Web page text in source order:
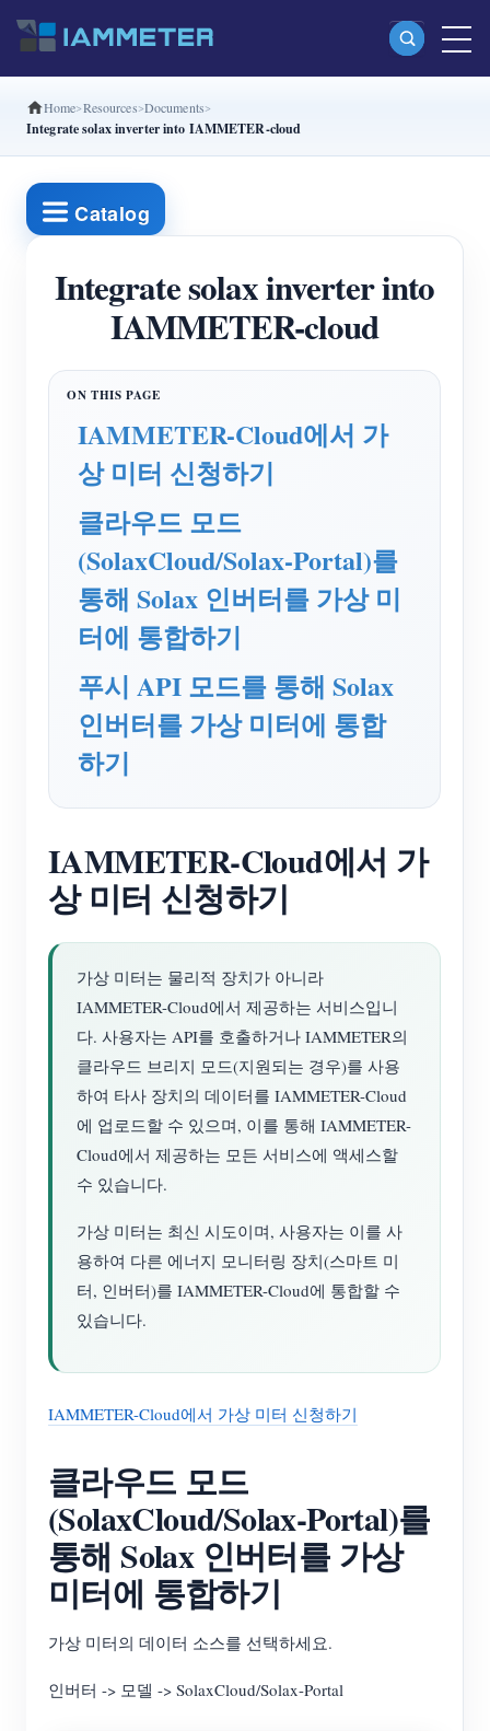
제품
분상 Wi-Fi 에너지 계량기 (WEM2067)
삼상 Wi-Fi 에너지 계량기 (WEM3046T)
삼상 Wi-Fi 에너지 계량기 (WEM3050T)
WiFi 전력 컨트롤러
셀프 호스팅 서비스
IAMMETER 시뮬레이터
에너지 예측 및 시뮬레이션 시스템
애플리케이션
태양광 PV 시스템 에너지 모니터
전기 사용량 모니터
공장 에너지 모니터링
스토어
리소스
제품 빠른 시작
문서
튜토리얼 비디오
뉴스
블로그
커뮤니티
기여자 프로그램
기여자 센터
IAMMETER 활동
포럼
App Store
사이트 탐색
PV 랭킹
솔루션
문의
회사 소개
Home Resources Documents
Integrate solax inverter into IAMMETER-cloud
Catalog
Integrate solax inverter into
IAMMETER-cloud
IAMMETER-Cloud에서 가
상 미터 신청하기
클라우드 모드
(SolaxCloud/Solax-Portal)를
통해 Solax 인버터를 가상 미
터에 통합하기
푸시 API 모드를 통해 Solax
인버터를 가상 미터에 통합
하기
IAMMETER-Cloud에서 가
상 미터 신청하기
가상 미터는 물리적 장치가 아니라
IAMMETER-Cloud에서 제공하는 서비스입니
다. 사용자는 API를 호출하거나 IAMMETER의
클라우드 브리지 모드(지원되는 경우)를 사용
하여 타사 장치의 데이터를 IAMMETER-Cloud
에 업로드할 수 있으며, 이를 통해 IAMMETER-
Cloud에서 제공하는 모든 서비스에 액세스할
수 있습니다.
가상 미터는 최신 시도이며, 사용자는 이를 사
용하여 다른 에너지 모니터링 장치(스마트 미
터, 인버터)를 IAMMETER-Cloud에 통합할 수
있습니다.
IAMMETER-Cloud에서 가상 미터 신청하기
클라우드 모드
(SolaxCloud/Solax-Portal)를
통해 Solax 인버터를 가상
미터에 통합하기
가상 미터의 데이터 소스를 선택하세요.
인버터 -> 모델 -> SolaxCloud/Solax-Portal